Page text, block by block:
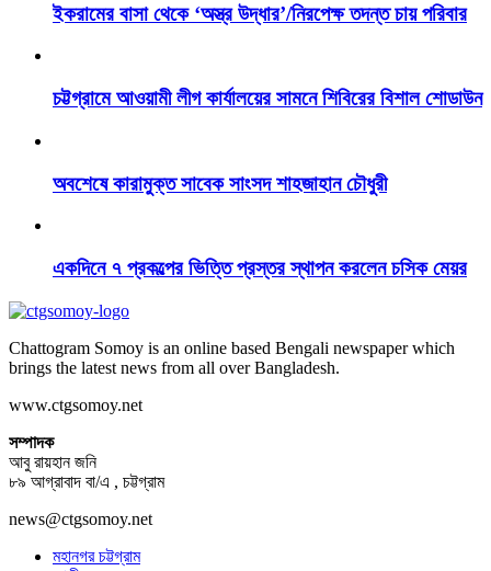
ইকরামের বাসা থেকে ‘অস্ত্র উদ্ধার’/নিরপেক্ষ তদন্ত চায় পরিবার
চট্টগ্রামে আওয়ামী লীগ কার্যালয়ের সামনে শিবিরের বিশাল শোডাউন
অবশেষে কারামুক্ত সাবেক সাংসদ শাহজাহান চৌধুরী
একদিনে ৭ প্রকল্পের ভিত্তি প্রস্তর স্থাপন করলেন চসিক মেয়র
Chattogram Somoy is an online based Bengali newspaper which
brings the latest news from all over Bangladesh.
www.ctgsomoy.net
সম্পাদক
আবু রায়হান জনি
৮৯ আগ্রাবাদ বা/এ , চট্টগ্রাম
news@ctgsomoy.net
মহানগর চট্টগ্রাম